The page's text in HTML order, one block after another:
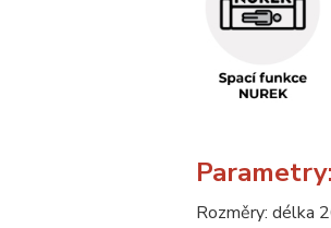
Parametry:
Rozměry: délka